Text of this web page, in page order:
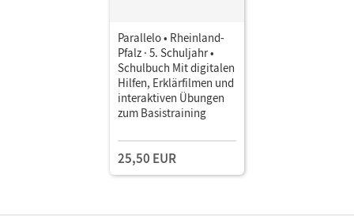
Parallelo • Rheinland-
Pfalz · 5. Schuljahr •
Schulbuch Mit digitalen
Hilfen, Erklärfilmen und
interaktiven Übungen
zum Basistraining
25,50 EUR